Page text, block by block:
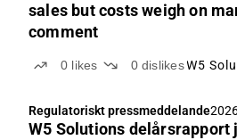
sales but costs weigh on
comment
0 likes 0 dislikes W5
Regulatoriskt pressmeddelande
W5 Solutions delårsrapport